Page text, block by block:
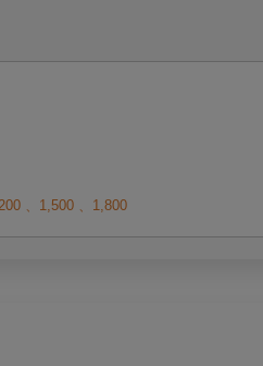
、 1,500 、 1,800